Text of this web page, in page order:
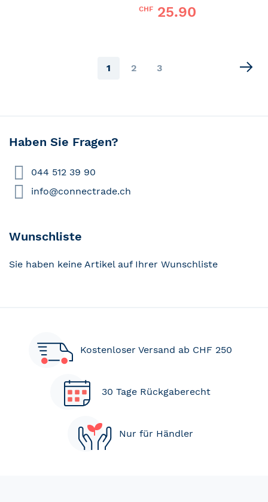
CHF 25.90
You're
page
1 Page
2 Page
3
Haben Sie Fragen?
044 512 39 90
info@connectrade.ch
Wunschliste
Sie haben keine Artikel auf Ihrer Wunschliste
Kostenloser Versand ab CHF 250
30 Tage Rückgaberecht
Nur für Händler